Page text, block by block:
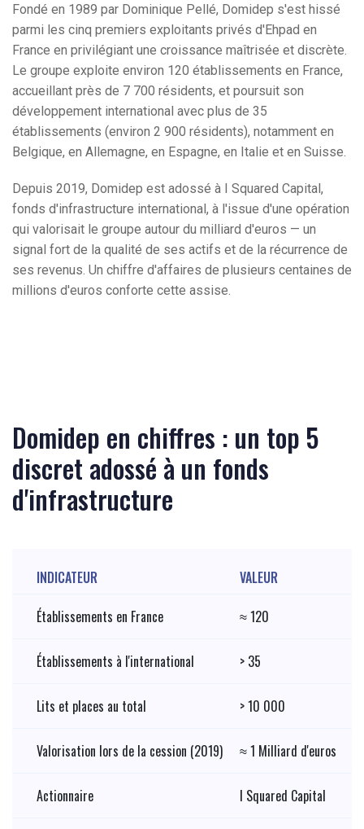
Fondé en 1989 par Dominique Pellé, Domidep s'est hissé
parmi les cinq premiers exploitants privés d'Ehpad en
France en privilégiant une croissance maîtrisée et discrète.
Le groupe exploite environ 120 établissements en France,
accueillant près de 7 700 résidents, et poursuit son
développement international avec plus de 35
établissements (environ 2 900 résidents), notamment en
Belgique, en Allemagne, en Espagne, en Italie et en Suisse.
Depuis 2019, Domidep est adossé à I Squared Capital,
fonds d'infrastructure international, à l'issue d'une opération
qui valorisait le groupe autour du milliard d'euros — un
signal fort de la qualité de ses actifs et de la récurrence de
ses revenus. Un chiffre d'affaires de plusieurs centaines de
millions d'euros conforte cette assise.
Domidep en chiffres : un top 5
discret adossé à un fonds
d'infrastructure
INDICATEUR
VALEUR
Établissements en France
≈ 120
Établissements à l'international > 35
Lits et places au total > 10 000
Valorisation lors de la cession (2019) ≈ 1 Milliard d'euros
Actionnaire I Squared Capital